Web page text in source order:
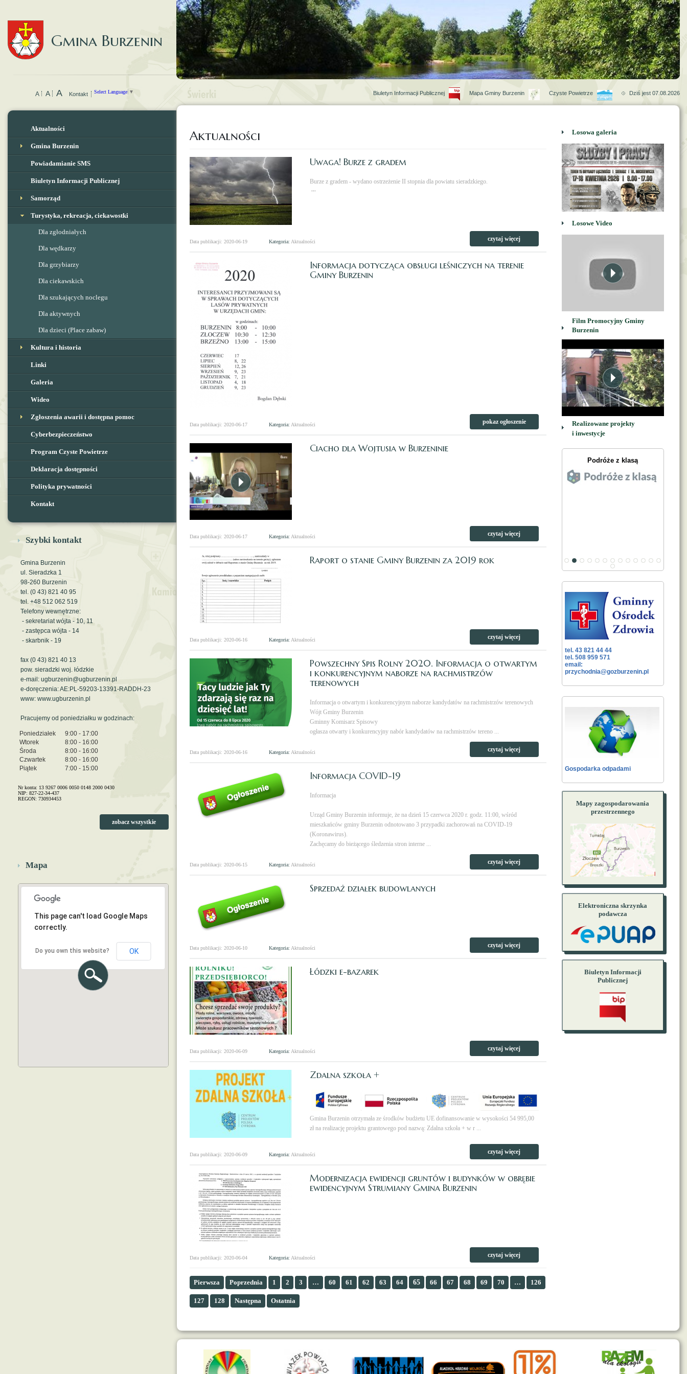
Gmina Burzenin
A A A Kontakt Select Language ▼
Aktualności
Gmina Burzenin
Powiadamianie SMS
Biuletyn Informacji Publicznej
Samorząd
Turystyka, rekreacja, ciekawostki
Dla zgłodniałych
Dla wędkarzy
Dla grzybiarzy
Dla ciekawskich
Dla szukających noclegu
Dla aktywnych
Dla dzieci (Place zabaw)
Kultura i historia
Linki
Galeria
Wideo
Zgłoszenia awarii i dostępna pomoc
Cyberbezpieczeństwo
Program Czyste Powietrze
Deklaracja dostępności
Polityka prywatności
Kontakt
Szybki kontakt
Gmina Burzenin
ul. Sieradzka 1
98-260 Burzenin
tel. (0 43) 821 40 95
tel. +48 512 062 519
Telefony wewnętrzne:
- sekretariat wójta - 10, 11
- zastępca wójta - 14
- skarbnik - 19
fax (0 43) 821 40 13
pow. sieradzki woj. łódzkie
e-mail: ugburzenin@ugburzenin.pl
e-doręczenia: AE:PL-59203-13391-RADDH-23
www: www.ugburzenin.pl
Pracujemy od poniedziałku w godzinach:
Poniedziałek
9:00 - 17:00
Wtorek
8:00 - 16:00
Środa
8:00 - 16:00
Czwartek
8:00 - 16:00
Piątek
7:00 - 15:00
Nr konta: 13 9267 0006 0050 0148 2000 0430
NIP: 827-22-34-437
REGON: 730934453
zobacz wszystkie
Mapa
This page can't load Google Maps
correctly.
Do you own this website? OK
Dziś jest 07.08.2026
Czyste Powietrze
Mapa Gminy Burzenin
Biuletyn Informacji Publicznej
Aktualności
Uwaga! Burze z gradem
Burze z gradem - wydano ostrzeżenie II stopnia dla powiatu sieradzkiego.
czytaj więcej
Data publikacji: 2020-06-19 Kategoria: Aktualności
Informacja dotycząca obsługi leśniczych na terenie
Gminy Burzenin
pokaz ogłoszenie
Data publikacji: 2020-06-17 Kategoria: Aktualności
Ciacho dla Wojtusia w Burzeninie
czytaj więcej
Data publikacji: 2020-06-17 Kategoria: Aktualności
Raport o stanie Gminy Burzenin za 2019 rok
czytaj więcej
Data publikacji: 2020-06-16 Kategoria: Aktualności
Powszechny Spis Rolny 2020. Informacja o otwartym
i konkurencyjnym naborze na rachmistrzów
terenowych
Informacja o otwartym i konkurencyjnym naborze kandydatów na rachmistrzów terenowych
Wójt Gminy Burzenin
Gminny Komisarz Spisowy
ogłasza otwarty i konkurencyjny nabór kandydatów na rachmistrzów tereno ...
czytaj więcej
Data publikacji: 2020-06-16 Kategoria: Aktualności
Informacja COVID-19
Informacja
Urząd Gminy Burzenin informuje, że na dzień 15 czerwca 2020 r. godz. 11:00, wśród
mieszkańców gminy Burzenin odnotowano 3 przypadki zachorowań na COVID-19
(Koronawirus).
Zachęcamy do bieżącego śledzenia stron interne ...
czytaj więcej
Data publikacji: 2020-06-15 Kategoria: Aktualności
Sprzedaż działek budowlanych
czytaj więcej
Data publikacji: 2020-06-10 Kategoria: Aktualności
Łódzki e-bazarek
czytaj więcej
Data publikacji: 2020-06-09 Kategoria: Aktualności
Zdalna szkoła +
Gmina Burzenin otrzymała ze środków budżetu UE dofinansowanie w wysokości 54 995,00
zł na realizację projektu grantowego pod nazwą: Zdalna szkoła + w r ...
czytaj więcej
Data publikacji: 2020-06-09 Kategoria: Aktualności
Modernizacja ewidencji gruntów i budynków w obrębie
ewidencyjnym Strumiany Gmina Burzenin
czytaj więcej
Data publikacji: 2020-06-04 Kategoria: Aktualności
Pierwsza Poprzednia 1 2 3 … 60 61 62 63 64 65 66 67 68 69 70 … 126
127 128 Następna Ostatnia
Losowa galeria
Losowe Video
Film Promocyjny Gminy
Burzenin
Realizowane projekty
i inwestycje
Podróże z klasą
tel. 43 821 44 44
tel. 508 959 571
email:
przychodnia@gozburzenin.pl
Gospodarka odpadami
Mapy zagospodarowania
przestrzennego
Elektroniczna skrzynka
podawcza
Biuletyn Informacji
Publicznej